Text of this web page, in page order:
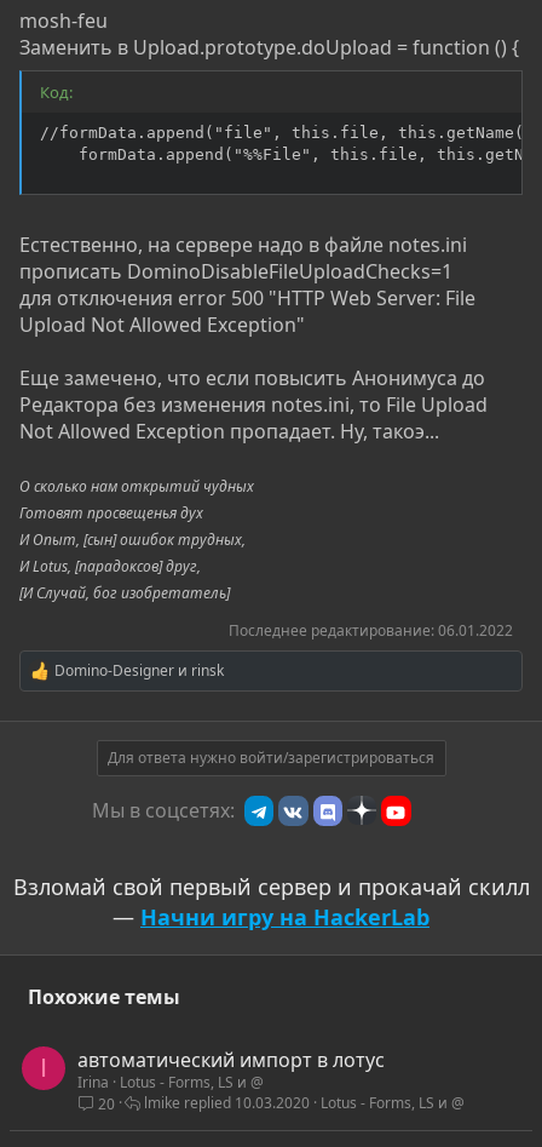
mosh-feu
Заменить в Upload.prototype.doUpload = function () {
Код:
//formData.append("file", this.file,
formData.append("%%File", this.file,
Естественно, на сервере надо в файле notes.ini
прописать DominoDisableFileUploadChecks=1
для отключения error 500 "HTTP Web Server: File
Upload Not Allowed Exception"
Еще замечено, что если повысить Анонимуса до
Редактора без изменения notes.ini, то File Upload
Not Allowed Exception пропадает. Ну, такоэ...
О сколько нам открытий чудных
Готовят просвещенья дух
И Опыт, [сын] ошибок трудных,
И Lotus, [парадоксов] друг,
[И Случай, бог изобретатель]
Последнее редактирование: 06.01.2022
Р
е
а
Domino-Designer и rinsk
Для ответа нужно войти/зарегистрироваться
Мы в соцсетях:
Взломай свой первый сервер и прокачай скилл
— Начни игру на HackerLab
Похожие темы
I автоматический импорт в лотус
Irina
Lotus - Forms, LS и @
20
Lotus - Forms, LS и @
10.03.2020
lmike